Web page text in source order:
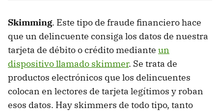
Skimming. Este tipo de fraude financiero hace
que un delincuente consiga los datos de nuestra
tarjeta de débito o crédito mediante un
dispositivo llamado skimmer. Se trata de
productos electrónicos que los delincuentes
colocan en lectores de tarjeta legítimos y roban
esos datos. Hay skimmers de todo tipo, tanto